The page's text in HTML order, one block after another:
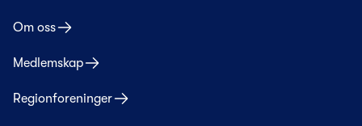
Om oss
Medlemskap
Regionforeninger